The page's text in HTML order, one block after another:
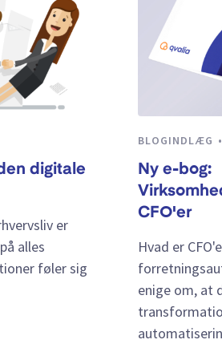
digitale
er
alles
føler sig
BLOGINDLÆG
Ny e-bog:
CFO'er
Hvad er
enige om, at